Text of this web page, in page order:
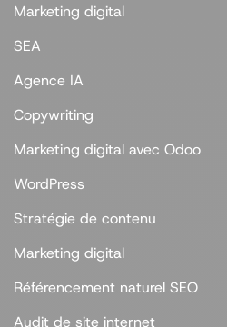
Marketing digital
SEA
Agence IA
Copywriting
Marketing digital avec Odoo
WordPress
Stratégie de contenu
Marketing digital
Référencement naturel SEO
Audit de site internet